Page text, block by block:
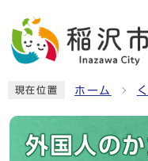
現在位置 ホーム
外国人の